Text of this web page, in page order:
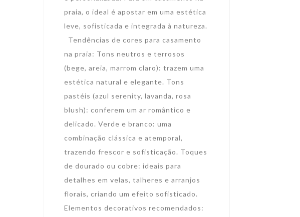
praia, o ideal é apostar em uma estética
leve, sofisticada e integrada à natureza.
Tendências de cores para casamento
na praia: Tons neutros e terrosos
(bege, areia, marrom claro): trazem uma
estética natural e elegante. Tons
pastéis (azul serenity, lavanda, rosa
blush): conferem um ar romântico e
delicado. Verde e branco: uma
combinação clássica e atemporal,
trazendo frescor e sofisticação. Toques
de dourado ou cobre: ideais para
detalhes em velas, talheres e arranjos
florais, criando um efeito sofisticado.
Elementos decorativos recomendados: